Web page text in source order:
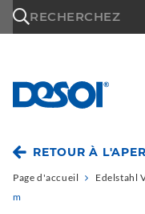
RECHERCHEZ
RETOUR À
Page d'accueil Edelstahl
m